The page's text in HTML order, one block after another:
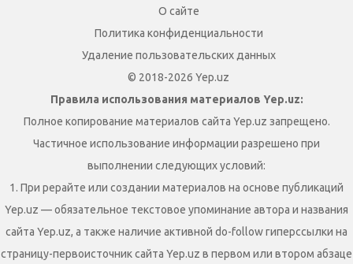
О сайте
Политика конфиденциальности
Удаление пользовательских данных
© 2018-2026 Yep.uz
Правила использования материалов Yep.uz:
Полное копирование материалов сайта Yep.uz запрещено.
Частичное использование информации разрешено при
выполнении следующих условий:
1. При рерайте или создании материалов на основе публикаций
Yep.uz — обязательное текстовое упоминание автора и названия
сайта Yep.uz, а также наличие активной do-follow гиперссылки на
страницу-первоисточник сайта Yep.uz в первом или втором абзаце